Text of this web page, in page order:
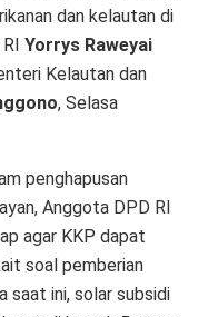
dan kelautan di
Yorrys Raweyai
Kelautan dan
, Selasa
penghapusan
Anggota DPD RI
agar KKP dapat
soal pemberian
saat ini, solar subsidi